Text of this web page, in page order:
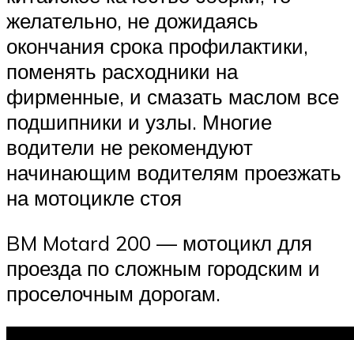
желательно, не дожидаясь
окончания срока профилактики,
поменять расходники на
фирменные, и смазать маслом все
подшипники и узлы. Многие
водители не рекомендуют
начинающим водителям проезжать
на мотоцикле стоя
BM Motard 200 — мотоцикл для
проезда по сложным городским и
проселочным дорогам.